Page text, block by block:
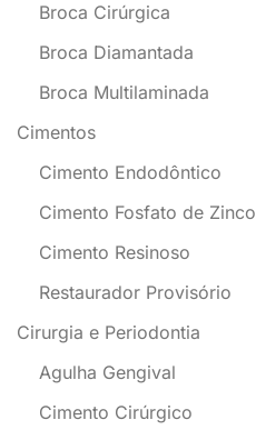
Broca Cirúrgica
Broca Diamantada
Broca Multilaminada
Cimentos
Cimento Endodôntico
Cimento Fosfato de Zinco
Cimento Resinoso
Restaurador Provisório
Cirurgia e Periodontia
Agulha Gengival
Cimento Cirúrgico